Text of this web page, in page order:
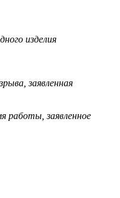
изделия
заявленная
работы, заявленное